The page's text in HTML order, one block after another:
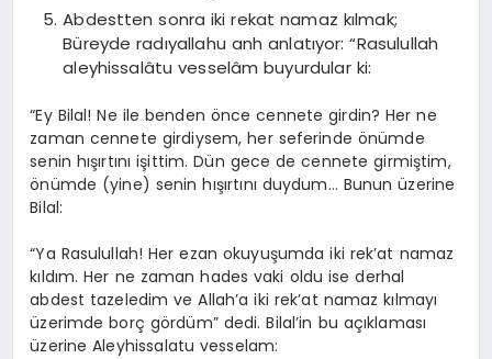
Abdestten sonra iki rekat namaz kılmak;
Büreyde radıyallahu anh anlatıyor: “Rasulullah
aleyhissalâtu vesselâm buyurdular ki:
“Ey Bilal! Ne ile benden önce cennete girdin? Her ne
zaman cennete girdiysem, her seferinde önümde
senin hışırtını işittim. Dün gece de cennete girmiştim,
önümde (yine) senin hışırtını duydum… Bunun üzerine
Bilal:
“Ya Rasulullah! Her ezan okuyuşumda iki rek’at namaz
kıldım. Her ne zaman hades vaki oldu ise derhal
abdest tazeledim ve Allah’a iki rek’at namaz kılmayı
üzerimde borç gördüm” dedi. Bilal’in bu açıklaması
üzerine Aleyhissalatu vesselam: